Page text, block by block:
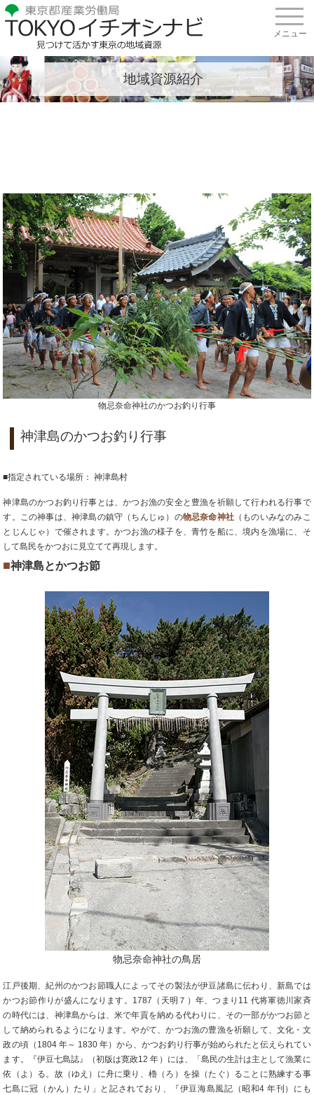
地域資源紹介
物忌奈命神社のかつお釣り行事
神津島のかつお釣り行事
■指定されている場所： 神津島村
神津島のかつお釣り行事とは、かつお漁の安全と豊漁を祈願して行われる行事で
す。この神事は、神津島の鎮守（ちんじゅ）の物忌奈命神社（ものいみなのみこ
とじんじゃ）で催されます。かつお漁の様子を、青竹を船に、境内を漁場に、そ
して島民をかつおに見立てて再現します。
■神津島とかつお節
物忌奈命神社の鳥居
江戸後期、紀州のかつお節職人によってその製法が伊豆諸島に伝わり、新島では
かつお節作りが盛んになります。1787（天明７）年、つまり11 代将軍徳川家斉
の時代には、神津島からは、米で年貢を納める代わりに、その一部がかつお節と
して納められるようになります。やがて、かつお漁の豊漁を祈願して、文化・文
政の頃（1804 年～ 1830 年）から、かつお釣り行事が始められたと伝えられてい
ます。『伊豆七島誌』（初版は寛政12 年）には、「島民の生計は主として漁業に
依（よ）る。故（ゆえ）に舟に乗り、櫓（ろ）を操（たぐ）ることに熟練する事
七島に冠（かん）たり」と記されており、『伊豆海島風記（昭和4 年刊）にも